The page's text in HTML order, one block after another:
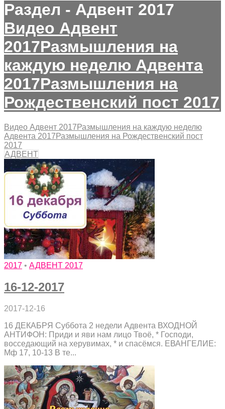
Раздел - Адвент 2017
Видео Адвент
2017Размышления на
каждую неделю Адвента
2017Размышления на
Рождественский пост 2017
Видео Адвент 2017 Размышления на каждую неделю
Адвента 2017 Размышления на Рождественский пост
2017
АДВЕНТ
2017 • АДВЕНТ 2017
16-12-2017
2017-12-16
16 ДЕКАБРЯ Суббота 2 недели Адвента ВХОДНОЙ
АНТИФОН: Приди и яви нам лицо Твоё, * Господи,
восседающий на херувимах, * и спасёмся. ЕВАНГЕЛИЕ:
Мф 17, 10-13 В те...